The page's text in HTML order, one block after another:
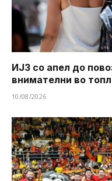
ИЈЗ со апел до
внимателни во
10/08/2026